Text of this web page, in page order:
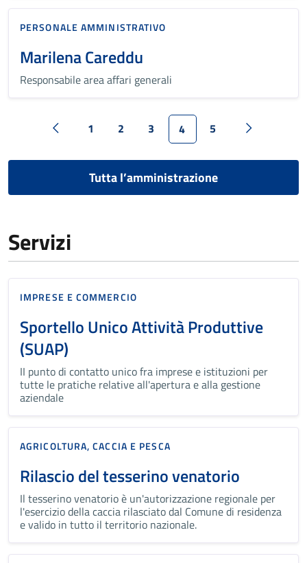
PERSONALE AMMINISTRATIVO
Marilena Careddu
Responsabile area affari generali
1 2 3 4 5
Tutta l’amministrazione
Servizi
IMPRESE E COMMERCIO
Sportello Unico Attività Produttive
(SUAP)
II punto di contatto unico fra imprese e istituzioni per
tutte le pratiche relative all'apertura e alla gestione
aziendale
AGRICOLTURA, CACCIA E PESCA
Rilascio del tesserino venatorio
Il tesserino venatorio è un'autorizzazione regionale per
l'esercizio della caccia rilasciato dal Comune di residenza
e valido in tutto il territorio nazionale.